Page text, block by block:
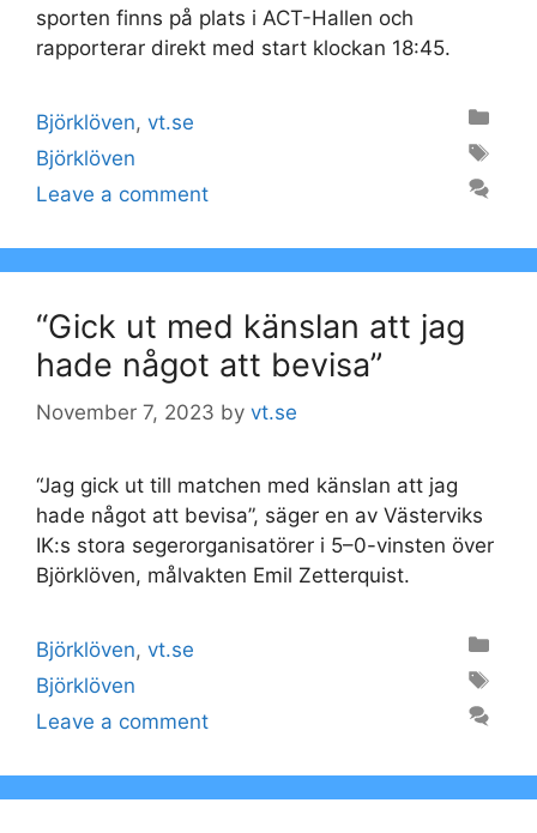
sporten finns på plats i ACT-Hallen och
rapporterar direkt med start klockan 18:45.
Categories
Björklöven, vt.se
Tags
Björklöven
Leave a comment
“Gick ut med känslan att jag
hade något att bevisa”
November 7, 2023 by vt.se
“Jag gick ut till matchen med känslan att jag
hade något att bevisa”, säger en av Västerviks
IK:s stora segerorganisatörer i 5–0-vinsten över
Björklöven, målvakten Emil Zetterquist.
Categories
Björklöven, vt.se
Tags
Björklöven
Leave a comment